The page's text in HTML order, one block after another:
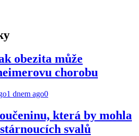
obezita může
chorobu
1 dnem ago0
která by mohla
svalů